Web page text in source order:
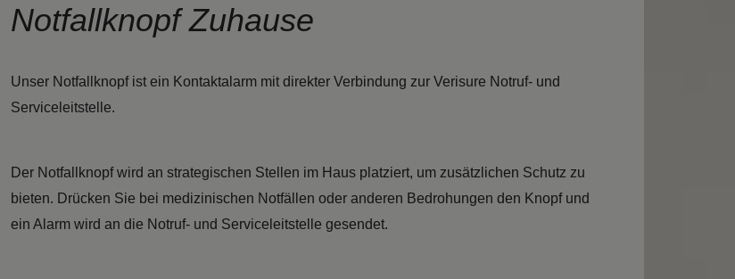
Notfallknopf Zuhause
Unser Notfallknopf ist ein Kontaktalarm mit direkter Verbindung zur Verisure Notruf- und
Serviceleitstelle.
Der Notfallknopf wird an strategischen Stellen im Haus platziert, um zusätzlichen Schutz zu
bieten. Drücken Sie bei medizinischen Notfällen oder anderen Bedrohungen den Knopf und
ein Alarm wird an die Notruf- und Serviceleitstelle gesendet.